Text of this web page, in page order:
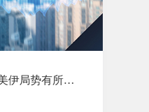
伊局势有所…